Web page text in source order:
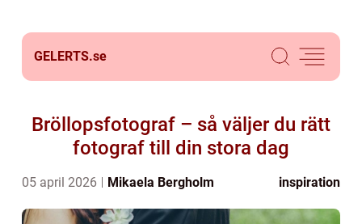
GELERTS.se
Bröllopsfotograf – så väljer du rätt
fotograf till din stora dag
05 april 2026 Mikaela Bergholm inspiration